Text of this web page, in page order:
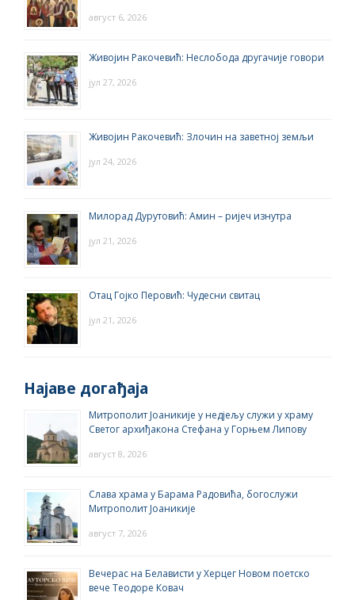
август 6, 2026
Живојин Ракочевић: Неслобода другачије говори
јул 27, 2026
Живојин Ракочевић: Злочин на заветној земљи
јул 24, 2026
Милорад Дурутовић: Амин – ријеч изнутра
јул 21, 2026
Отац Гојко Перовић: Чудесни свитац
јул 21, 2026
Најаве догађаја
Митрополит Јоаникије у недјељу служи у храму
Светог архиђакона Стефана у Горњем Липову
август 8, 2026
Слава храма у Барама Радовића, богослужи
Митрополит Јоаникије
август 7, 2026
Вечерас на Белависти у Херцег Новом поетско
вече Теодоре Ковач